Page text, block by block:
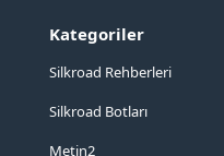
Kategoriler
Silkroad Rehberleri
Silkroad Botları
Metin2